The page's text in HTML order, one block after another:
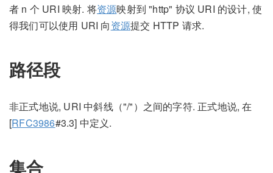
者 n 个 URI 映射. 将资源映射到 "http" 协议 URI 的设计, 使
得我们可以使用 URI 向资源提交 HTTP 请求.
路径段
非正式地说, URI 中斜线（"/"）之间的字符. 正式地说, 在
[RFC3986#3.3] 中定义.
集合